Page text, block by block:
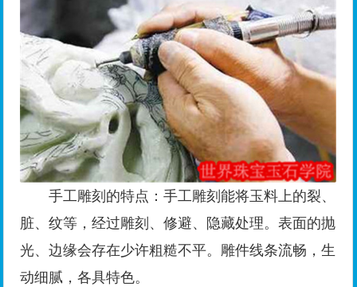
手工雕刻的特点：手工雕刻能将玉料上的裂、
脏、纹等，经过雕刻、修避、隐藏处理。表面的抛
光、边缘会存在少许粗糙不平。雕件线条流畅，生
动细腻，各具特色。